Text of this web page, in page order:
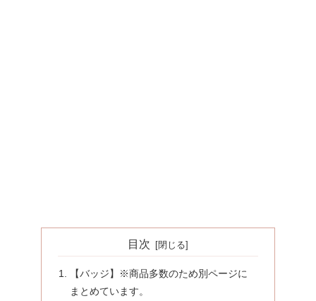
目次
【バッジ】※商品多数のため別ページに
まとめています。